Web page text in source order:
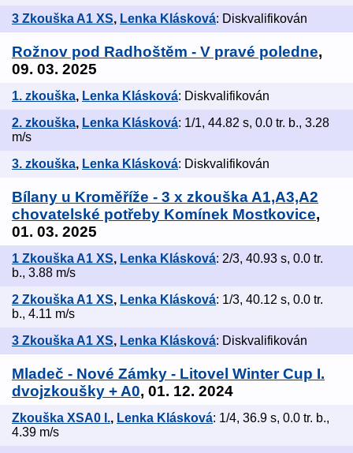
3 Zkouška A1 XS, Lenka Klásková: Diskvalifikován
Rožnov pod Radhoštěm - V pravé poledne,
09. 03. 2025
1. zkouška, Lenka Klásková: Diskvalifikován
2. zkouška, Lenka Klásková: 1/1, 44.82 s, 0.0 tr. b., 3.28
m/s
3. zkouška, Lenka Klásková: Diskvalifikován
Bílany u Kroměříže - 3 x zkouška A1,A3,A2
chovatelské potřeby Komínek Mostkovice,
01. 03. 2025
1 Zkouška A1 XS, Lenka Klásková: 2/3, 40.93 s, 0.0 tr.
b., 3.88 m/s
2 Zkouška A1 XS, Lenka Klásková: 1/3, 40.12 s, 0.0 tr.
b., 4.11 m/s
3 Zkouška A1 XS, Lenka Klásková: Diskvalifikován
Mladeč - Nové Zámky - Litovel Winter Cup I.
dvojzkoušky + A0, 01. 12. 2024
Zkouška XSA0 I., Lenka Klásková: 1/4, 36.9 s, 0.0 tr. b.,
4.39 m/s